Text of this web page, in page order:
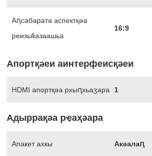
Аԥсабаратә аспектқәа
реизыҟазаашьа
16:9
Апортқәеи аинтерфеисқәеи
HDMI апортқәа рхыԥхьаӡара 1
Адыррақәа рҿаҳәара
Апакет ахкы Акәалаԥ